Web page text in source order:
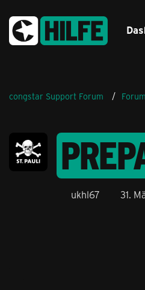
congstar Support Forum Forum
ukhl67 31.